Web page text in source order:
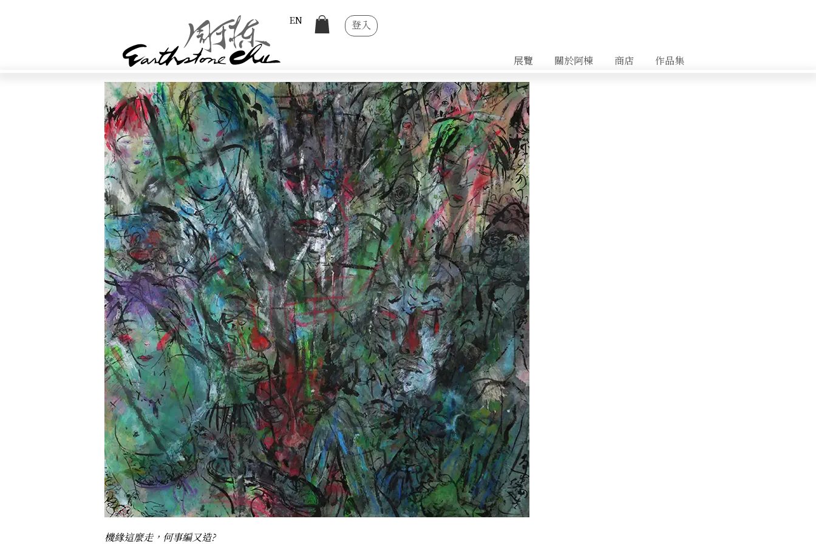
EN 登入
作品集
商店
關於阿棟
展覽
機緣這麼走，何事編又造?